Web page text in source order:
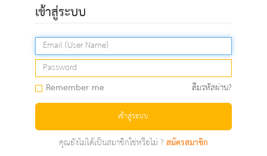
เข้าสู่ระบบ
Remember me ลืมรหัสผ่าน?
เข้าสู่ระบบ
คุณยังไม่ได้เป็นสมาชิกใช่หรือไม่ ?สมัครสมาชิก